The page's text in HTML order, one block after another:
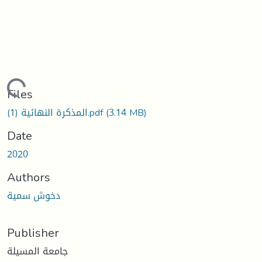
Loading...
Files
المذكرة النهائية (1).pdf(3.14 MB)
Date
2020
Authors
دخوش سمية
Publisher
جامعة المسيلة